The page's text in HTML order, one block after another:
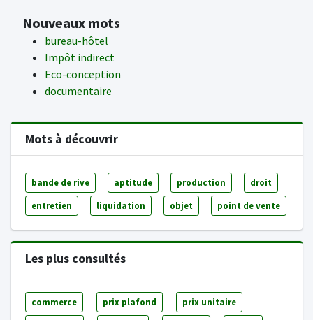
Nouveaux mots
bureau-hôtel
Impôt indirect
Eco-conception
documentaire
Mots à découvrir
bande de rive aptitude production droit
entretien liquidation objet point de vente
Les plus consultés
commerce prix plafond prix unitaire